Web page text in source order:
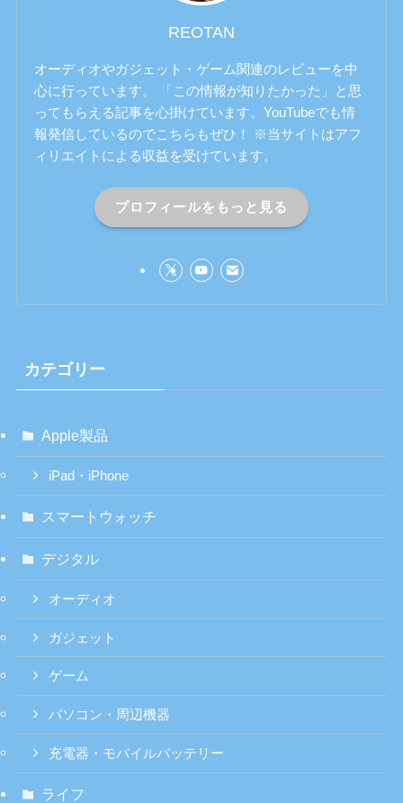
REOTAN
オーディオやガジェット・ゲーム関連のレビューを中
心に行っています。 「この情報が知りたかった」と思
ってもらえる記事を心掛けています。YouTubeでも情
報発信しているのでこちらもぜひ！ ※当サイトはアフ
ィリエイトによる収益を受けています。
プロフィールをもっと見る
カテゴリー
Apple製品
iPad・iPhone
スマートウォッチ
デジタル
オーディオ
ガジェット
ゲーム
パソコン・周辺機器
充電器・モバイルバッテリー
ライフ